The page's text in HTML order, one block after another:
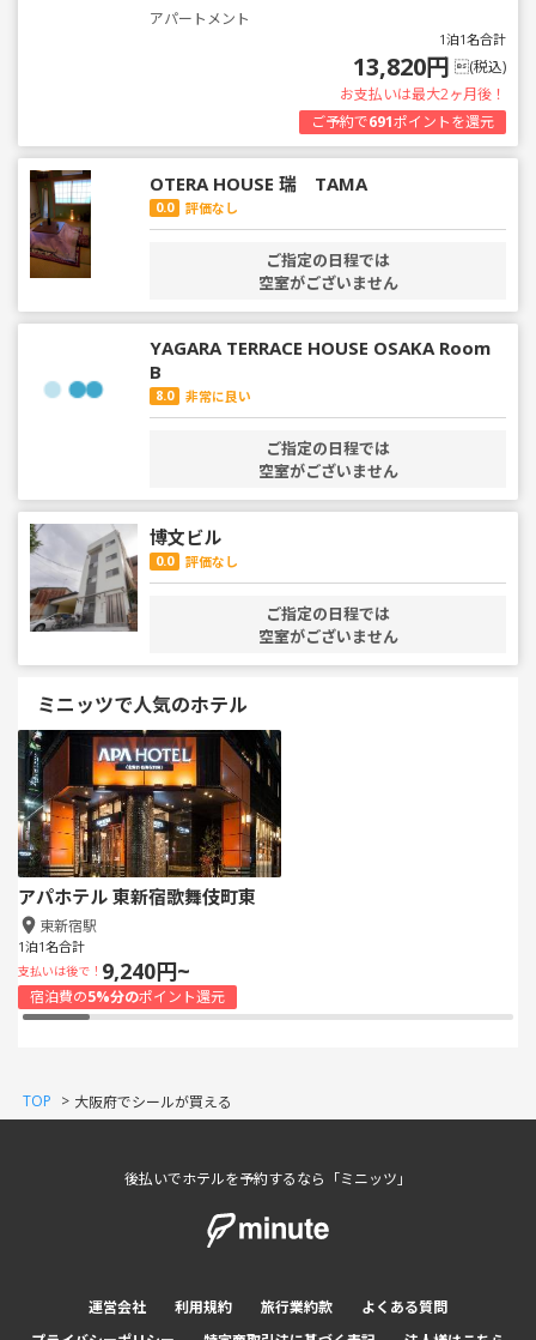
アパートメント
1泊1名合計
13,820円 (税込)
お支払いは最大2ヶ月後！
ご予約で691ポイントを還元
OTERA HOUSE 瑞 TAMA
0.0 評価なし
ご指定の日程では
空室がございません
YAGARA TERRACE HOUSE OSAKA Room
B
8.0 非常に良い
ご指定の日程では
空室がございません
博文ビル
0.0 評価なし
ご指定の日程では
空室がございません
ミニッツで人気のホテル
アパホテル 東新宿歌舞伎町東
東新宿駅
1泊1名合計
支払いは後で！ 9,240円~
宿泊費の5%分のポイント還元
TOP > 大阪府でシールが買える
後払いでホテルを予約するなら「ミニッツ」
運営会社 利用規約 旅行業約款
よくある質問